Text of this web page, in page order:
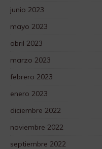
junio 2023
mayo 2023
abril 2023
marzo 2023
febrero 2023
enero 2023
diciembre 2022
noviembre 2022
septiembre 2022